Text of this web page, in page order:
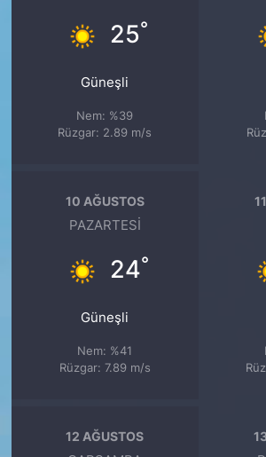
25°
Güneşli
Nem: %39
Rüzgar: 2.89 m/s
10 AĞUSTOS
PAZARTESI
24°
Güneşli
Nem: %41
Rüzgar: 7.89 m/s
12 AĞUSTOS